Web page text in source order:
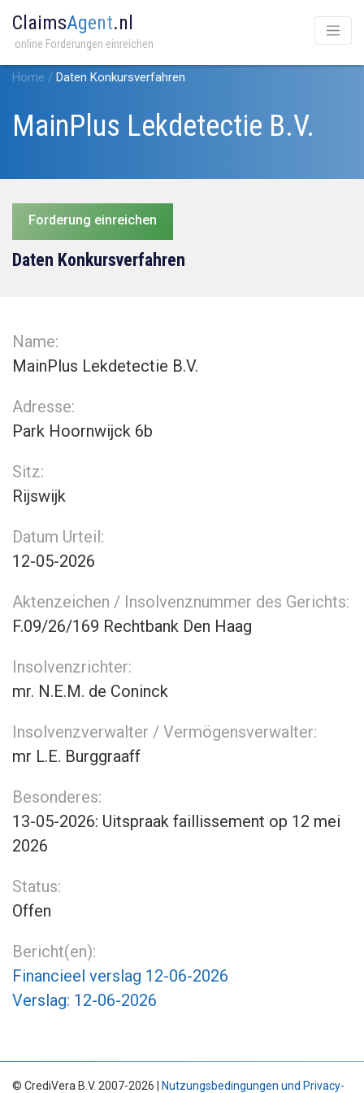
ClaimsAgent.nl
online Forderungen einreichen
Home / Daten Konkursverfahren
MainPlus Lekdetectie B.V.
Forderung einreichen
Daten Konkursverfahren
Name:
MainPlus Lekdetectie B.V.
Adresse:
Park Hoornwijck 6b
Sitz:
Rijswijk
Datum Urteil:
12-05-2026
Aktenzeichen / Insolvenznummer des Gerichts:
F.09/26/169 Rechtbank Den Haag
Insolvenzrichter:
mr. N.E.M. de Coninck
Insolvenzverwalter / Vermögensverwalter:
mr L.E. Burggraaff
Besonderes:
13-05-2026: Uitspraak faillissement op 12 mei
2026
Status:
Offen
Bericht(en):
Financieel verslag 12-06-2026
Verslag: 12-06-2026
© CrediVera B.V. 2007-2026 | Nutzungsbedingungen und Privacy-